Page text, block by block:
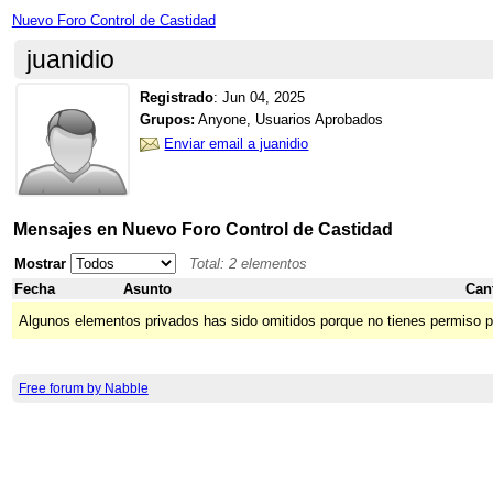
Nuevo Foro Control de Castidad
juanidio
Registrado:Jun 04, 2025
Grupos: Anyone, Usuarios Aprobados
Enviar email a juanidio
Mensajes en Nuevo Foro Control de Castidad
Mostrar
Total: 2 elementos
Fecha
Asunto
Algunos elementos privados has sido omitidos porque no tienes permiso
Free forum by Nabble